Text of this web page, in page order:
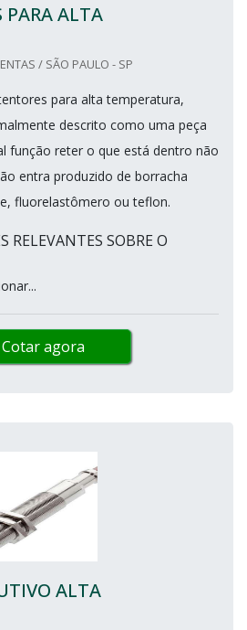
PARA ALTA
/ SÃO PAULO - SP
para alta temperatura,
descrito como uma peça
função reter o que está dentro não
entra produzido de borracha
fluorelastômero ou teflon.
RELEVANTES SOBRE O
Cotar agora
ALTA